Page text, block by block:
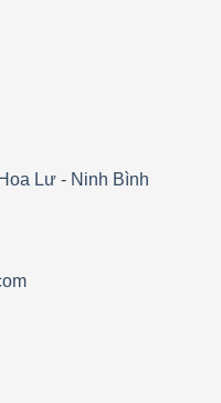
Lư - Ninh Bình